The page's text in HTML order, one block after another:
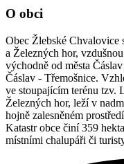
O obci
Obec Žlebské Chvalovice
a Železných hor,
východně od města
Čáslav - Třemošnice.
ve stoupajícím terénu tzv.
Železných hor, leží v
hojně zalesněném
Katastr obce činí 359
místními chalupáři či